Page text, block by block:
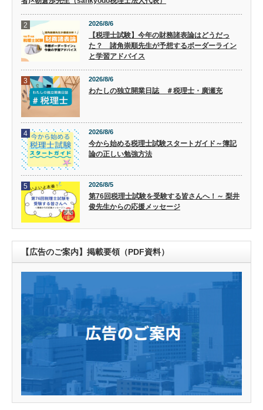
2 2026/8/6
【税理士試験】今年の財務諸表論はどうだっ
た？ 諸角崇順先生が予想するボーダーライン
と学習アドバイス
3 2026/8/6
わたしの独立開業日誌 ＃税理士・廣瀬充
4 2026/8/6
今から始める税理士試験スタートガイド～簿記
論の正しい勉強方法
5 2026/8/5
第76回税理士試験を受験する皆さんへ！～ 梨井
俊先生からの応援メッセージ
【広告のご案内】掲載要領（PDF資料）